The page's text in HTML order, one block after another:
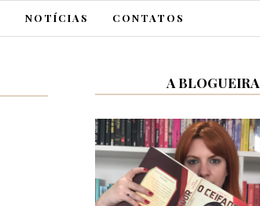
NOTÍCIAS CONTATOS
A BLOGUEIRA